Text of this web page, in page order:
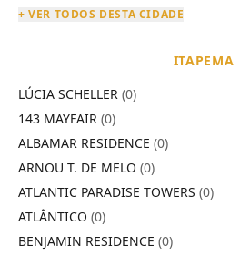
+ VER TODOS DESTA CIDADE
ITAPEMA
LÚCIA SCHELLER (0)
143 MAYFAIR (0)
ALBAMAR RESIDENCE (0)
ARNOU T. DE MELO (0)
ATLANTIC PARADISE TOWERS (0)
ATLÂNTICO (0)
BENJAMIN RESIDENCE (0)